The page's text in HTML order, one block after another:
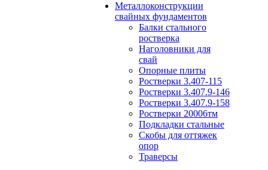
Металлоконструкции
свайных фундаментов
Балки стального
ростверка
Наголовники для
свай
Опорные плиты
Ростверки 3.407-115
Ростверки 3.407.9-146
Ростверки 3.407.9-158
Ростверки 20006тм
Подкладки стальные
Скобы для оттяжек
опор
Траверсы